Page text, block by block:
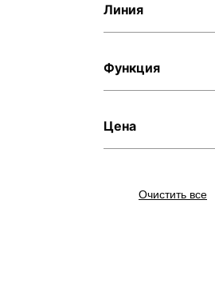
Линия
Функция
Цена
Очистить все